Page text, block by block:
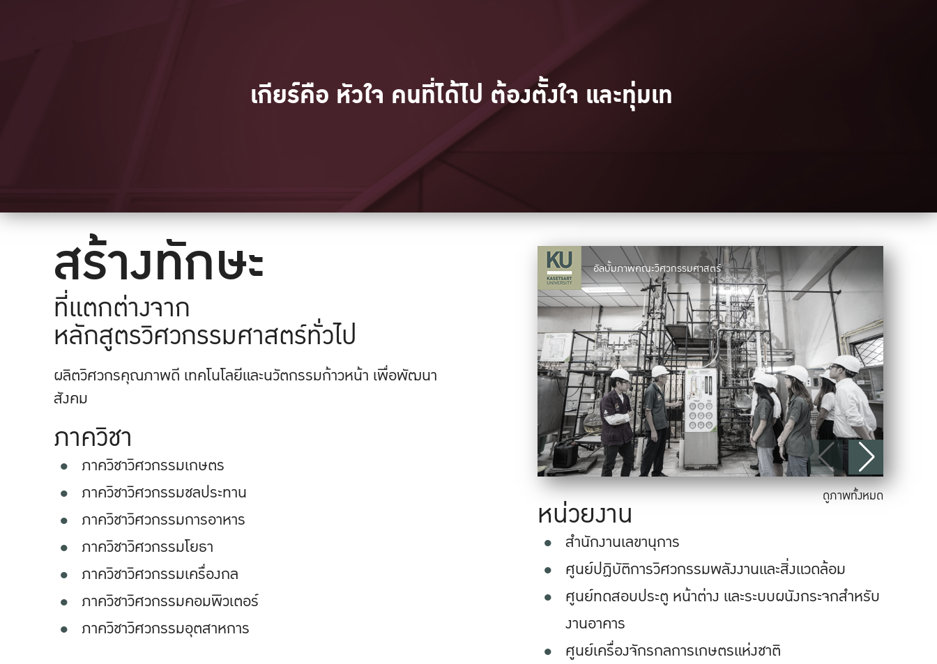
เกียร์คือ หัวใจ คนที่ได้ไป ต้องตั้งใจ และทุ่มเท
สร้างทักษะ
ที่แตกต่างจาก
หลักสูตรวิศวกรรมศาสตร์ทั่วไป
ผลิตวิศวกรคุณภาพดี เทคโนโลยีและนวัตกรรมก้าวหน้า เพื่อพัฒนา
สังคม
ภาควิชา
ภาควิชาวิศวกรรมเกษตร
ภาควิชาวิศวกรรมชลประทาน
ภาควิชาวิศวกรรมการอาหาร
ภาควิชาวิศวกรรมโยธา
ภาควิชาวิศวกรรมเครื่องกล
ภาควิชาวิศวกรรมคอมพิวเตอร์
ภาควิชาวิศวกรรมอุตสาหการ
อัลบั้มภาพคณะวิศวกรรมศาสตร์
ดูภาพทั้งหมด
หน่วยงาน
สำนักงานเลขานุการ
ศูนย์ปฏิบัติการวิศวกรรมพลังงานและสิ่งแวดล้อม
ศูนย์ทดสอบประตู หน้าต่าง และระบบผนังกระจกสำหรับ
งานอาคาร
ศูนย์เครื่องจักรกลการเกษตรแห่งชาติ